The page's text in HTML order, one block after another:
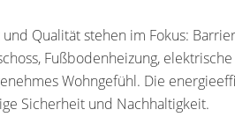
Qualität stehen im Fokus:
Fußbodenheizung,
Wohngefühl. Die
Sicherheit und Nachhaltigkeit.